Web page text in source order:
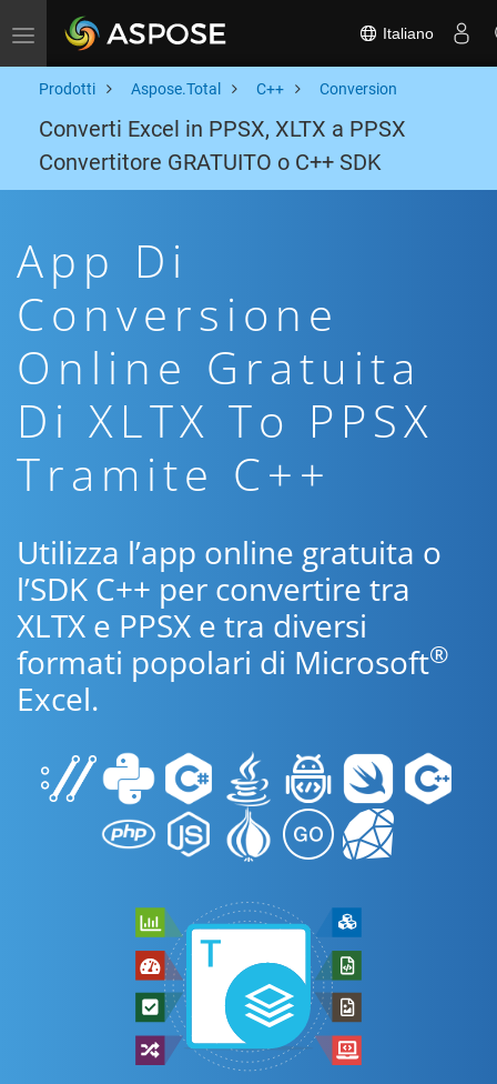
Toggle navigation Italiano
Prodotti Aspose.Total C++ Conversion
Converti Excel in PPSX, XLTX a PPSX
Convertitore GRATUITO o C++ SDK
App Di
Conversione
Online Gratuita
Di XLTX To PPSX
Tramite C++
Utilizza l’app online gratuita o
l’SDK C++ per convertire tra
XLTX e PPSX e tra diversi
formati popolari di Microsoft®
Excel.